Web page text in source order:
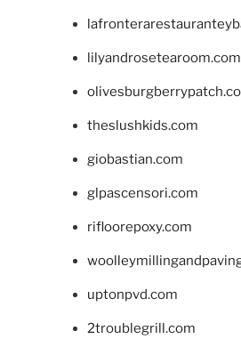
lilyandrosetearoom.com
theslushkids.com
giobastian.com
glpascensori.com
rifloorepoxy.com
uptonpvd.com
2troublegrill.com